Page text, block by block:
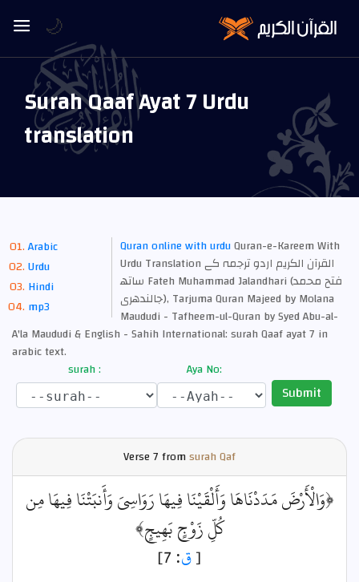
Surah Qaaf Ayat 7 Urdu
translation
Arabic
Urdu
Hindi
mp3
Quran online with urduQuran-e-Kareem With
Urdu Translation القرآن الكريم اردو ترجمہ کے
ساتھ Fateh Muhammad Jalandhari (فتح محمد
جالندھری), Tarjuma Quran Majeed by Molana
Maududi - Tafheem-ul-Quran by Syed Abu-al-
A'la Maududi & English - Sahih International: surah Qaaf ayat 7 in
arabic text.
surah :
Aya No:
Submit
Verse7 fromsurah Qaf
﴿وَالْأَرْضَ مَدَدْنَاهَا وَأَلْقَيْنَا فِيهَا رَوَاسِيَ وَأَنبَتْنَا فِيهَا مِن
كُلِّ زَوْجٍ بَهِيجٍ﴾
[ق: 7]
🌙